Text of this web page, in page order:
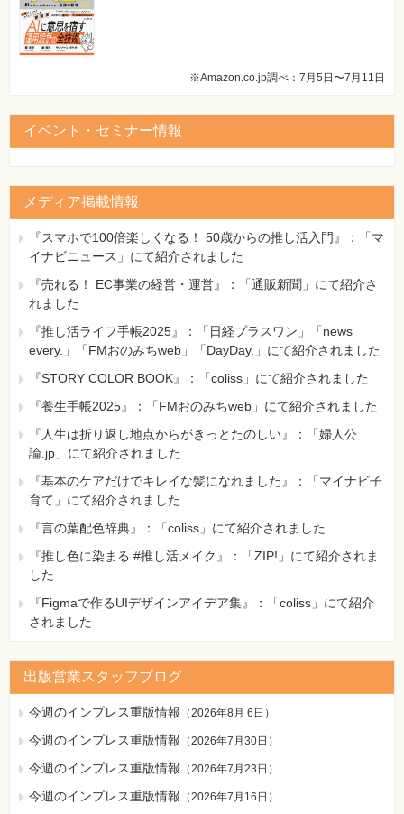
※Amazon.co.jp調べ：7月5日〜7月11日
イベント・セミナー情報
メディア掲載情報
『スマホで100倍楽しくなる！ 50歳からの推し活入門』：「マ
イナビニュース」にて紹介されました
『売れる！ EC事業の経営・運営』：「通販新聞」にて紹介さ
れました
『推し活ライフ手帳2025』：「日経プラスワン」「news
every.」「FMおのみちweb」「DayDay.」にて紹介されました
『STORY COLOR BOOK』：「coliss」にて紹介されました
『養生手帳2025』：「FMおのみちweb」にて紹介されました
『人生は折り返し地点からがきっとたのしい』：「婦人公
論.jp」にて紹介されました
『基本のケアだけでキレイな髪になれました』：「マイナビ子
育て」にて紹介されました
『言の葉配色辞典』：「coliss」にて紹介されました
『推し色に染まる #推し活メイク』：「ZIP!」にて紹介されま
した
『Figmaで作るUIデザインアイデア集』：「coliss」にて紹介
されました
出版営業スタッフブログ
今週のインプレス重版情報 （2026年8月 6日 ）
今週のインプレス重版情報 （2026年7月30日 ）
今週のインプレス重版情報 （2026年7月23日 ）
今週のインプレス重版情報 （2026年7月16日 ）